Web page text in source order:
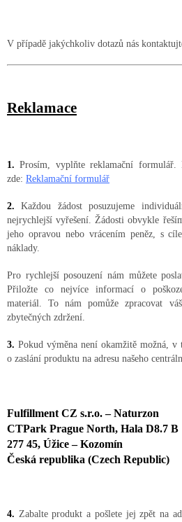
V případě jakýchkoliv dotazů nás
Reklamace
1. Prosím, vyplňte reklamační formulář.
zde: Reklamační formulář
2. Každou žádost posuzujeme
nejrychlejší vyřešení. Žádosti obvykle
jeho opravou nebo vrácením peněz, s
náklady.
Pro rychlejší posouzení nám můžete
Přiložte co nejvíce informací o
materiál. To nám pomůže zpracovat
zbytečných zdržení.
3. Pokud výměna není okamžitě možná, v
o zaslání produktu na adresu našeho
Fulfillment CZ s.r.o. – Naturzon
CTPark Prague North, Hala D8.7 B
277 45, Úžice – Kozomín
Česká republika (Czech Republic)
4. Zabalte produkt a pošlete jej zpět na